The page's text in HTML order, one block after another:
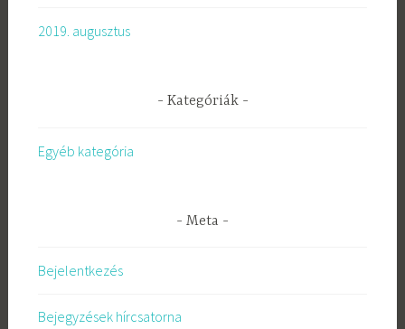
2019. augusztus
Kategóriák
Egyéb kategória
Meta
Bejelentkezés
Bejegyzések hírcsatorna